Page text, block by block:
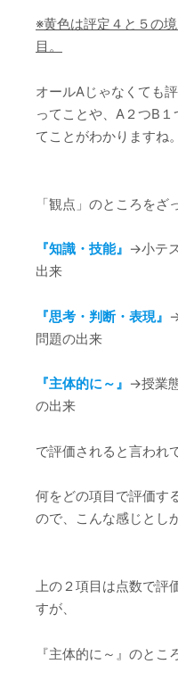
※黄色は評定４と５の
目。
オールAじゃなくても
ってことや、A２つB
てことがわかりますね。
「観点」のところをざ
『知識・技能』 →小テ
出来
『思考・判断・表現』
問題の出来
『主体的に～』 →授業
の出来
で評価されると言われ
何をどの項目で評価す
ので、こんな感じとし
上の２項目は点数で評
すが、
『主体的に～』のとこ